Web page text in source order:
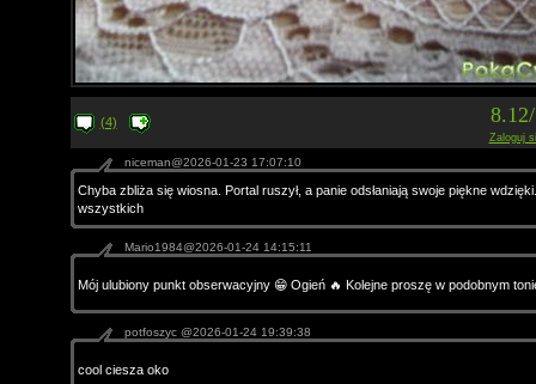
(4)
Zaloguj
niceman@2026-01-23 17:07:10
Chyba zbliża się wiosna. Portal ruszył, a panie odsłaniają swoje piękne
wszystkich
Mario1984@2026-01-24 14:15:11
Mój ulubiony punkt obserwacyjny 😁 Ogień 🔥 Kolejne proszę w podobnym
potfoszyc @2026-01-24 19:39:38
cool ciesza oko